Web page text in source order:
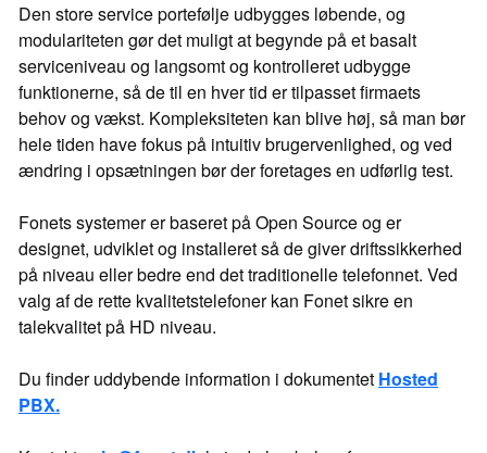
Den store service portefølje udbygges løbende, og
modulariteten gør det muligt at begynde på et basalt
serviceniveau og langsomt og kontrolleret udbygge
funktionerne, så de til en hver tid er tilpasset firmaets
behov og vækst. Kompleksiteten kan blive høj, så man bør
hele tiden have fokus på intuitiv brugervenlighed, og ved
ændring i opsætningen bør der foretages en udførlig test.
Fonets systemer er baseret på Open Source og er
designet, udviklet og installeret så de giver driftssikkerhed
på niveau eller bedre end det traditionelle telefonnet. Ved
valg af de rette kvalitetstelefoner kan Fonet sikre en
talekvalitet på HD niveau.
Du finder uddybende information i dokumentet Hosted
PBX.